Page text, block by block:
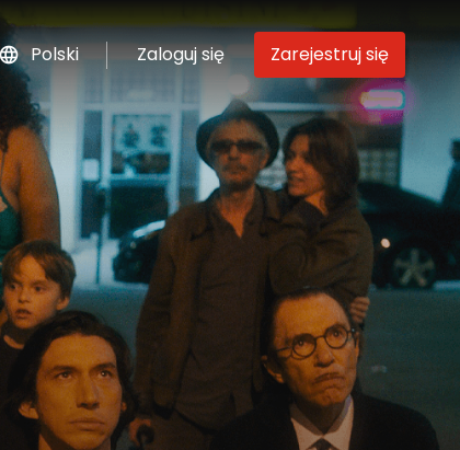
Polski Zaloguj się Zarejestruj się